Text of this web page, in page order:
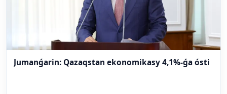
Jumanǵarin: Qazaqstan ekonomikasy 4,1%-ǵa ósti